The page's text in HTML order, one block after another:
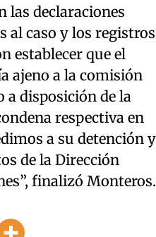
las declaraciones
al caso y los registros
establecer que el
ajeno a la comisión
a disposición de la
respectiva en
a su detención y
de la Dirección
finalizó Monteros.